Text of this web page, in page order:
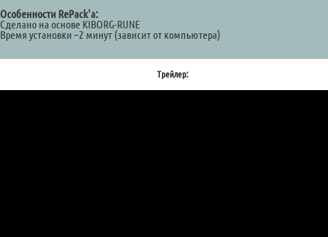
Особенности RePack'а:
Сделано на основе KIBORG-RUNE
Время установки ~2 минут (зависит от компьютера)
Трейлер: